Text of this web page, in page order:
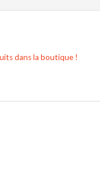
dans la boutique !